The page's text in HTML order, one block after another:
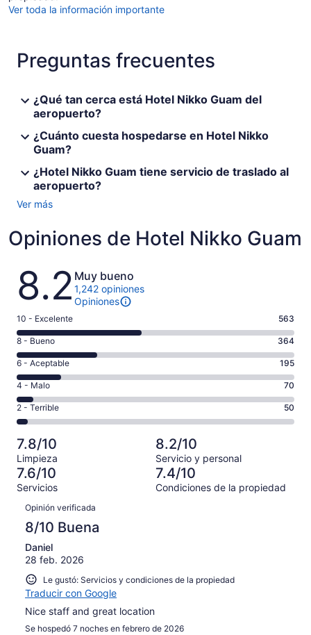
Ver toda la información importante
Preguntas frecuentes
¿Qué tan cerca está Hotel Nikko Guam del
aeropuerto?
¿Cuánto cuesta hospedarse en Hotel Nikko
Guam?
¿Hotel Nikko Guam tiene servicio de traslado al
aeropuerto?
Ver más
Opiniones de Hotel Nikko Guam
Opiniones
8.2 Muy bueno
1,242 opiniones
Opiniones
Puntuación
de
10,
es
decir,
Excelente.
Basada
en
de
1242
opiniones
10 - Excelente 563
Puntuación
de
8,
es
decir,
Bueno.
Basada
en
364
de
1242
opiniones
8 - Bueno 364
Puntuación
de
6,
es
decir,
Basada
en
195
de
1242
opiniones
6 - Aceptable 195
Puntuación
de
4,
es
decir,
Malo.
Basada
en
de
1242
opiniones
4 - Malo 70
Puntuación
de
2,
es
decir,
Terrible.
Basada
en
50
de
1242
opiniones
2 - Terrible 50
7.8/10
Limpieza
8.2/10
Servicio y personal
7.6/10
Servicios
7.4/10
Condiciones de la propiedad
Opiniones
Opinión verificada
8/10 Buena
Daniel
28 feb. 2026
Le gustó: Servicios y condiciones de la propiedad
Traducir con Google
Nice staff and great location
Se hospedó 7 noches en febrero de 2026